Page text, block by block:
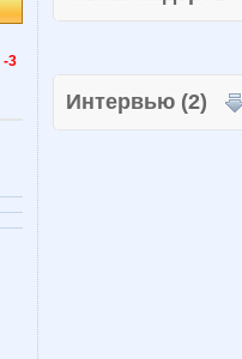
-3
Интервью (2)